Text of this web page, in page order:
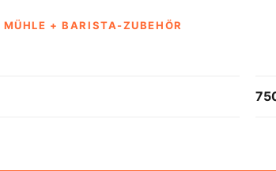
+ BARISTA-ZUBEHÖR